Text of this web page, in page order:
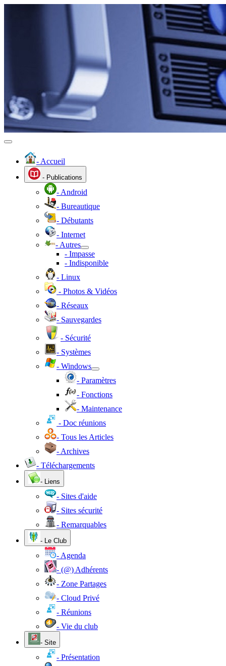
- Accueil
- Publications
- Android
- Bureautique
- Débutants
- Internet
- Autres
- Impasse
- Indisponible
- Linux
- Photos & Vidéos
- Réseaux
- Sauvegardes
- Sécurité
- Systèmes
- Windows
- Paramètres
- Fonctions
- Maintenance
- Doc réunions
- Tous les Articles
- Archives
- Téléchargements
- Liens
- Sites d'aide
- Sites sécurité
- Remarquables
- Le Club
- Agenda
- (@) Adhérents
- Zone Partages
- Cloud Privé
- Réunions
- Vie du club
- Site
- Présentation